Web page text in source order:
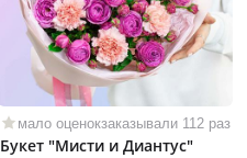
мало оценокзаказывали 112 раз
Букет "Мисти и Диантус"